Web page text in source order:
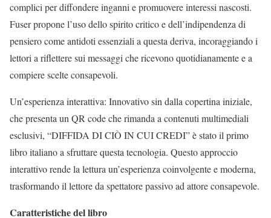
complici per diffondere inganni e promuovere interessi nascosti.
Fuser propone l’uso dello spirito critico e dell’indipendenza di
pensiero come antidoti essenziali a questa deriva, incoraggiando i
lettori a riflettere sui messaggi che ricevono quotidianamente e a
compiere scelte consapevoli.
Un’esperienza interattiva: Innovativo sin dalla copertina iniziale,
che presenta un QR code che rimanda a contenuti multimediali
esclusivi, “DIFFIDA DI CIÒ IN CUI CREDI” è stato il primo
libro italiano a sfruttare questa tecnologia. Questo approccio
interattivo rende la lettura un’esperienza coinvolgente e moderna,
trasformando il lettore da spettatore passivo ad attore consapevole.
Caratteristiche del libro